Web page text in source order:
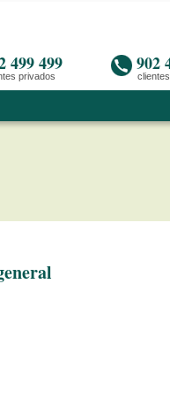
499 499
privados
902